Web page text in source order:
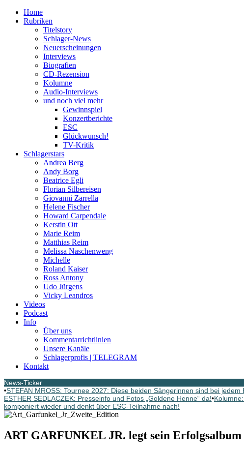
Home
Rubriken
Titelstory
Schlager-News
Neuerscheinungen
Interviews
Biografien
CD-Rezension
Kolumne
Audio-Interviews
und noch viel mehr
Gewinnspiel
Konzertberichte
ESC
Glückwunsch!
TV-Kritik
Schlagerstars
Andrea Berg
Andy Borg
Beatrice Egli
Florian Silbereisen
Giovanni Zarrella
Helene Fischer
Howard Carpendale
Kerstin Ott
Marie Reim
Matthias Reim
Melissa Naschenweng
Michelle
Roland Kaiser
Ross Antony
Udo Jürgens
Vicky Leandros
Videos
Podcast
Info
Über uns
Kommentarrichtlinien
Unsere Kanäle
Schlagerprofis | TELEGRAM
Kontakt
News-Ticker
•STEFAN MROSS: Tournee 2027: Diese beiden Sängerinnen sind bei jedem
ESTHER SEDLACZEK: Presseinfo und Fotos „Goldene Henne“ da!•
komponiert wieder und denkt über ESC-Teilnahme nach!
ART GARFUNKEL JR. legt sein Erfolgsalbum